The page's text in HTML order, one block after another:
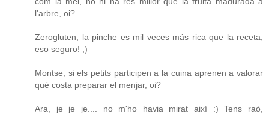
l'arbre, oi?
Zerogluten, la pinche es mil veces más rica que la receta,
eso seguro! ;)
Montse, si els petits participen a la cuina aprenen a valorar
què costa preparar el menjar, oi?
Ara, je je je.... no m'ho havia mirat així :) Tens raó,